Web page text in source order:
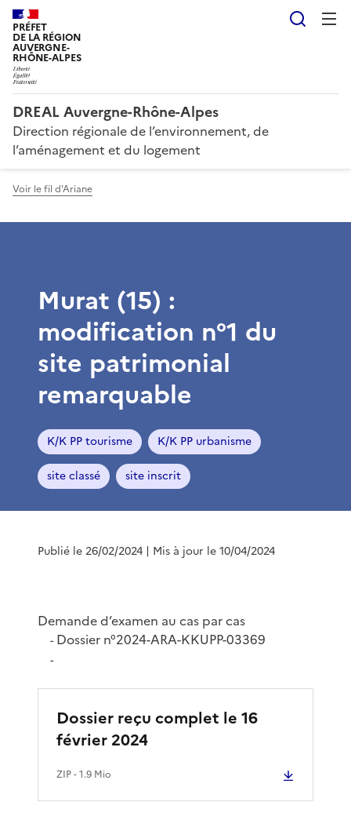
PRÉFET
DE LA RÉGION
AUVERGNE-
RHÔNE-ALPES
DREAL Auvergne-Rhône-Alpes
Direction régionale de l’environnement, de
l’aménagement et du logement
Voir le fil d'Ariane
Murat (15) :
modification n°1 du
site patrimonial
remarquable
K/K PP tourisme K/K PP urbanisme
site classé site inscrit
Publié le 26/02/2024 | Mis à jour le 10/04/2024
Demande d’examen au cas par cas
-Dossier n°2024-ARA-KKUPP-03369
-
Dossier reçu complet le 16
février 2024
ZIP- 1.9 Mio